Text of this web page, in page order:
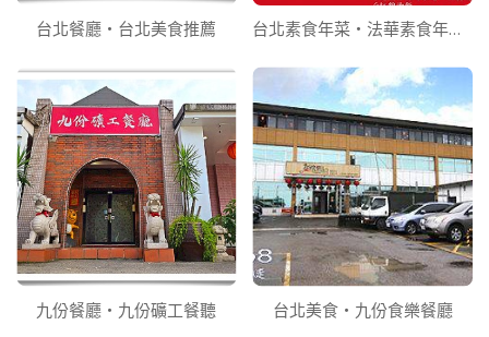
台北餐廳‧台北美食推薦 台北素食年菜‧法華素食年菜訂購
九份餐廳‧九份礦工餐聽 台北美食‧九份食樂餐廳